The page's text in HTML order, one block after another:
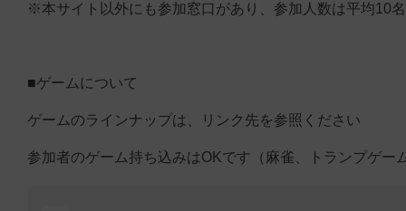
※本サイト以外にも参加窓口があり、参加人数は平均10
■ゲームについて
ゲームのラインナップは、リンク先を参照ください
参加者のゲーム持ち込みはOKです（麻雀、トランプゲー